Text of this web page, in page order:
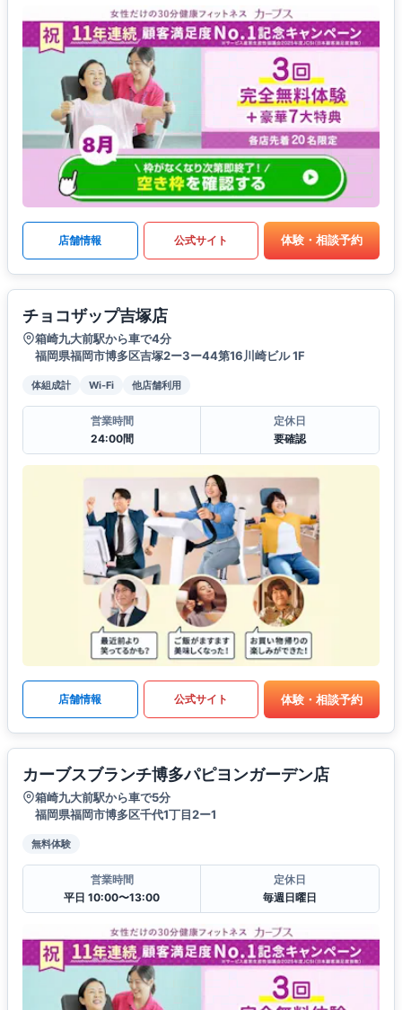
店舗情報 公式サイト 体験・相談予約
チョコザップ吉塚店
箱崎九大前駅から車で4分
福岡県福岡市博多区吉塚2ー3ー44第16川崎ビル 1F
体組成計 Wi-Fi 他店舗利用
営業時間
24:00間
定休日
要確認
店舗情報 公式サイト 体験・相談予約
カーブスブランチ博多パピヨンガーデン店
箱崎九大前駅から車で5分
福岡県福岡市博多区千代1丁目2ー1
無料体験
営業時間
平日 10:00〜13:00
定休日
毎週日曜日